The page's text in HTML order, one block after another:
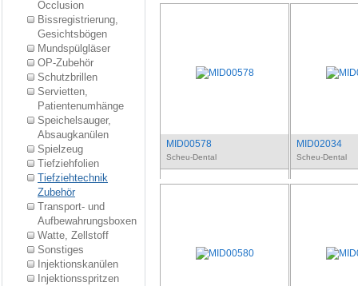
Occlusion
Bissregistrierung,
Gesichtsbögen
Mundspülgläser
OP-Zubehör
Schutzbrillen
Servietten,
Patientenumhänge
Speichelsauger,
Absaugkanülen
Spielzeug
Tiefziehfolien
Tiefziehtechnik
Zubehör
Transport- und
Aufbewahrungsboxen
Watte, Zellstoff
Sonstiges
Injektionskanülen
Injektionsspritzen
MID00578
Scheu-Dental
MID02034
Scheu-Dental